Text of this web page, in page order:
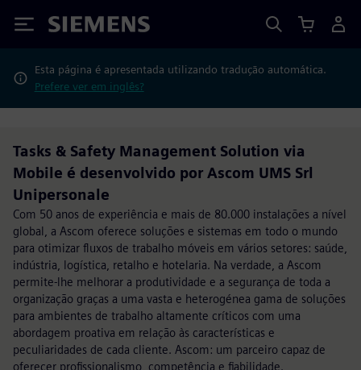
Siemens
Esta página é apresentada utilizando tradução automática.
Prefere ver em inglês?
Tasks & Safety Management Solution via
Mobile é desenvolvido por Ascom UMS Srl
Unipersonale
Com 50 anos de experiência e mais de 80.000 instalações a nível
global, a Ascom oferece soluções e sistemas em todo o mundo
para otimizar fluxos de trabalho móveis em vários setores: saúde,
indústria, logística, retalho e hotelaria. Na verdade, a Ascom
permite-lhe melhorar a produtividade e a segurança de toda a
organização graças a uma vasta e heterogénea gama de soluções
para ambientes de trabalho altamente críticos com uma
abordagem proativa em relação às características e
peculiaridades de cada cliente. Ascom: um parceiro capaz de
oferecer profissionalismo, competência e fiabilidade.